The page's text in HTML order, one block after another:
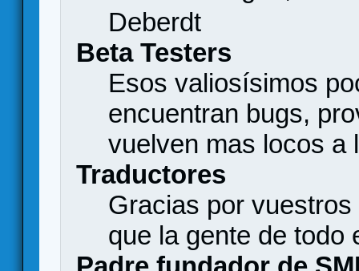
Deberdt
Beta Testers
Esos valiosísimos
encuentran bugs,
vuelven mas locos a
Traductores
Gracias por
que la gente de todo